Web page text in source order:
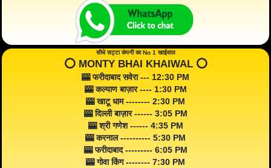
सीधे सट्टा कंपनी का No 1 खाईवाल
⭕️ MONTY BHAI KHAIWAL ⭕️
🎰 फरीदाबाद सवेरा --- 12:30 PM
🎰 कल्याण बाज़ार ---- 1:30 PM
🎰 खाटू धाम -------- 2:30 PM
🎰 दिल्ली बाज़ार ------ 3:05 PM
🎰 श्री गणेश ------ 4:35 PM
🎰 करनाल ---------- 5:30 PM
🎰 फरीदाबाद --------- 6:05 PM
🎰 गोवा किंग -------- 7:30 PM